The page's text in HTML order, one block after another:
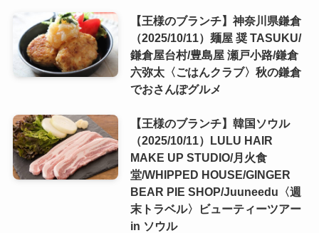
【王様のブランチ】神奈川県鎌倉
（2025/10/11）麺屋 奨 TASUKU/
鎌倉屋台村/豊島屋 瀬戸小路/鎌倉
六弥太〈ごはんクラブ〉秋の鎌倉
でおさんぽグルメ
【王様のブランチ】韓国ソウル
（2025/10/11）LULU HAIR
MAKE UP STUDIO/月火食
堂/WHIPPED HOUSE/GINGER
BEAR PIE SHOP/Juuneedu〈週
末トラベル〉ビューティーツアー
in ソウル